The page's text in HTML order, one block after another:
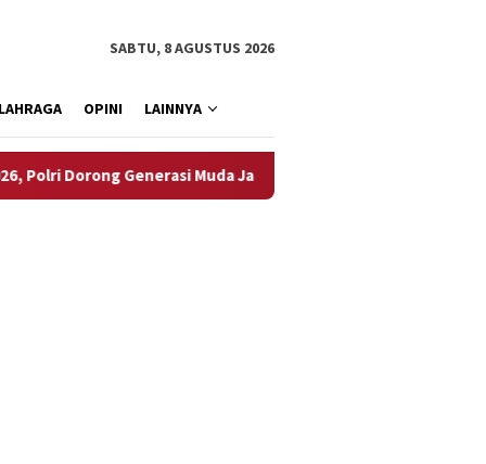
SABTU, 8 AGUSTUS 2026
OPINI LAINNYA
Generasi Muda Jadi Talenta Digital